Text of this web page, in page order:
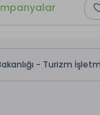
- Turizm